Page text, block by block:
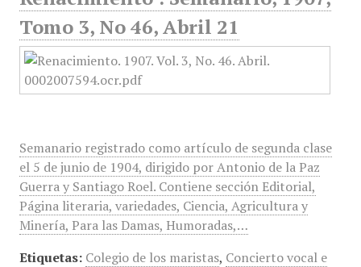
Tomo 3, No 46, Abril 21
Semanario registrado como artículo de segunda clase
el 5 de junio de 1904, dirigido por Antonio de la Paz
Guerra y Santiago Roel. Contiene sección Editorial,
Página literaria, variedades, Ciencia, Agricultura y
Minería, Para las Damas, Humoradas,…
Etiquetas: Colegio de los maristas, Concierto vocal e